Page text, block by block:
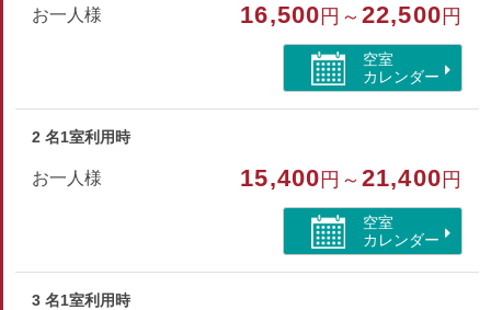
ントにてお渡しいたします。
部屋種別
和室
部屋特徴
トイレ/禁煙/インターネットができる部屋/洗浄機付トイ
お一人様 16,500 円～22,500 円
空室
カレンダー
2 名1室利用時
お一人様 15,400 円～21,400 円
空室
カレンダー
3 名1室利用時